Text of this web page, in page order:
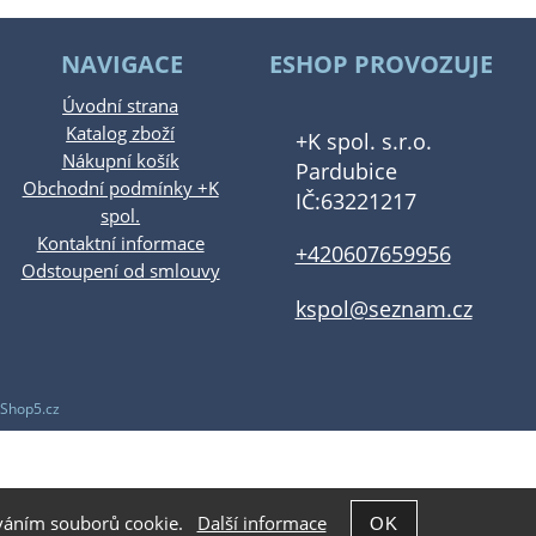
NAVIGACE
Úvodní strana
Katalog zboží
Nákupní košík
Obchodní podmínky +K
spol.
Kontaktní informace
Odstoupení od smlouvy
ESHOP PROVOZUJE
+K spol. s.r.o.
Pardubice
IČ:63221217
+420607659956
kspol@seznam.cz
souborů cookie. Další informace